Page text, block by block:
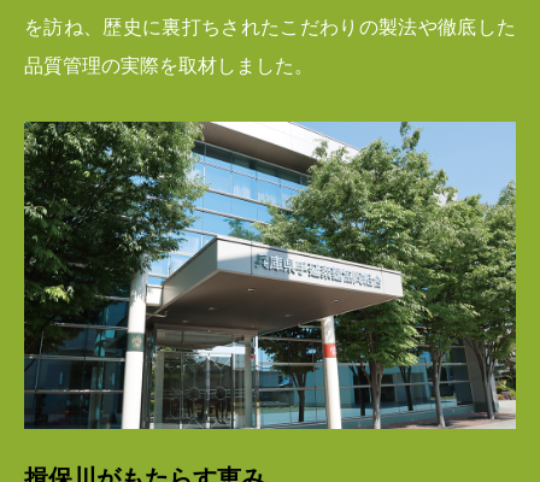
を訪ね、歴史に裏打ちされたこだわりの製法や徹底した
品質管理の実際を取材しました。